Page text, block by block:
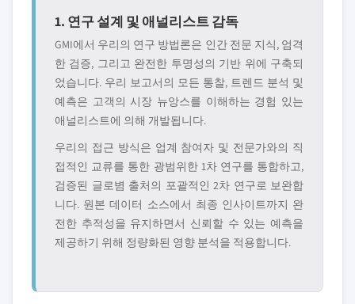
1. 연구 설계 및 애널리스트 감독
GMI에서 우리의 연구 방법론은 인간 전문 지식, 엄격
한 검증, 그리고 완전한 투명성의 기반 위에 구축되
었습니다. 우리 보고서의 모든 통찰, 트렌드 분석 및
예측은 고객의 시장 뉴앙스를 이해하는 경험 있는
애널리스트에 의해 개발됩니다.
우리의 접근 방식은 업계 참여자 및 전문가와의 직
접적인 교류를 통한 광범위한 1차 연구를 통합하고,
검증된 글로볌 출처의 포괄적인 2차 연구로 보완합
니다. 원본 데이터 소스에서 최종 인사이트까지 완
전한 추적성을 유지하면서 신뢰할 수 있는 예측을
제공하기 위해 정량화된 영향 분석을 적용합니다.